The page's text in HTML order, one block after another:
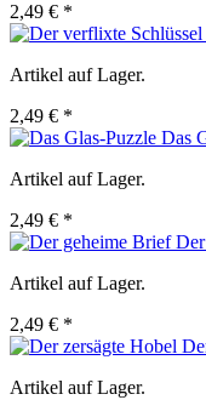
2,49 € *
Artikel auf Lager.
2,49 € *
Das
Artikel auf Lager.
2,49 € *
Artikel auf Lager.
2,49 € *
Artikel auf Lager.